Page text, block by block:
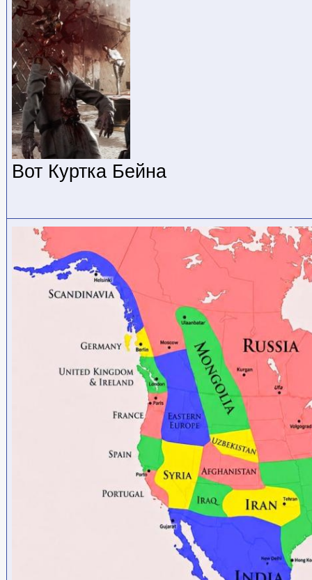
Вот Куртка Бейна